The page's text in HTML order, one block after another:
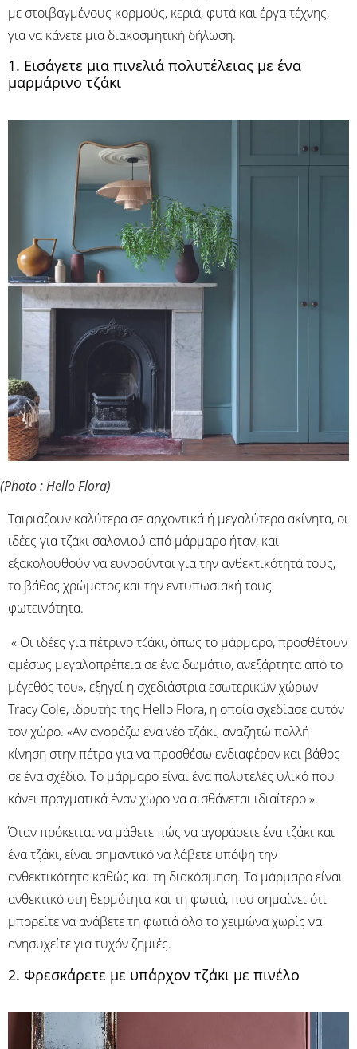
με στοιβαγμένους κορμούς, κεριά, φυτά και έργα τέχνης,
για να κάνετε μια διακοσμητική δήλωση.
1. Εισάγετε μια πινελιά πολυτέλειας με ένα
μαρμάρινο τζάκι
(Photo : Hello Flora)
Ταιριάζουν καλύτερα σε αρχοντικά ή μεγαλύτερα ακίνητα, οι
ιδέες για τζάκι σαλονιού από μάρμαρο ήταν, και
εξακολουθούν να ευνοούνται για την ανθεκτικότητά τους,
το βάθος χρώματος και την εντυπωσιακή τους
φωτεινότητα.
« Οι ιδέες για πέτρινο τζάκι, όπως το μάρμαρο, προσθέτουν
αμέσως μεγαλοπρέπεια σε ένα δωμάτιο, ανεξάρτητα από το
μέγεθός του», εξηγεί η σχεδιάστρια εσωτερικών χώρων
Tracy Cole, ιδρυτής της Hello Flora, η οποία σχεδίασε αυτόν
τον χώρο. «Αν αγοράζω ένα νέο τζάκι, αναζητώ πολλή
κίνηση στην πέτρα για να προσθέσω ενδιαφέρον και βάθος
σε ένα σχέδιο. Το μάρμαρο είναι ένα πολυτελές υλικό που
κάνει πραγματικά έναν χώρο να αισθάνεται ιδιαίτερο ».
Όταν πρόκειται να μάθετε πώς να αγοράσετε ένα τζάκι και
ένα τζάκι, είναι σημαντικό να λάβετε υπόψη την
ανθεκτικότητα καθώς και τη διακόσμηση. Το μάρμαρο είναι
ανθεκτικό στη θερμότητα και τη φωτιά, που σημαίνει ότι
μπορείτε να ανάβετε τη φωτιά όλο το χειμώνα χωρίς να
ανησυχείτε για τυχόν ζημιές.
2. Φρεσκάρετε με υπάρχον τζάκι με πινέλο